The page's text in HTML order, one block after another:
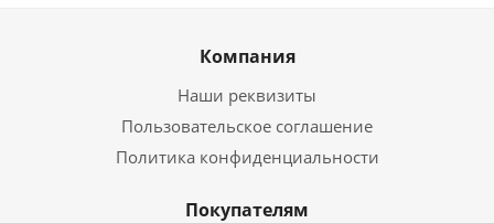
Компания
Наши реквизиты
Пользовательское соглашение
Политика конфиденциальности
Покупателям